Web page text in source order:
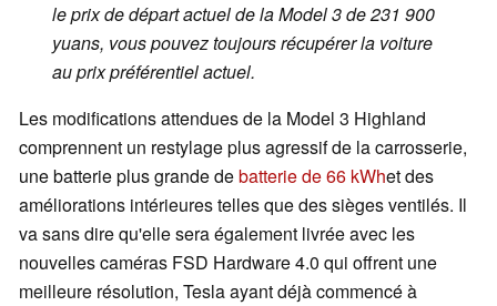
le prix de départ actuel de la Model 3 de 231 900
yuans, vous pouvez toujours récupérer la voiture
au prix préférentiel actuel.
Les modifications attendues de la Model 3 Highland
comprennent un restylage plus agressif de la carrosserie,
une batterie plus grande debatterie de 66 kWhet des
améliorations intérieures telles que des sièges ventilés. Il
va sans dire qu'elle sera également livrée avec les
nouvelles caméras FSD Hardware 4.0 qui offrent une
meilleure résolution, Tesla ayant déjà commencé à